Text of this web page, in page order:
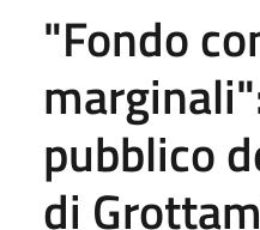
"Fondo
pubblico
di